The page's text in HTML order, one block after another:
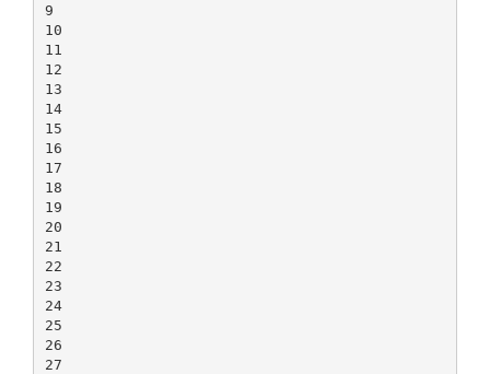
9
10
11
12
13
14
15
16
17
18
19
20
21
22
23
24
25
26
27